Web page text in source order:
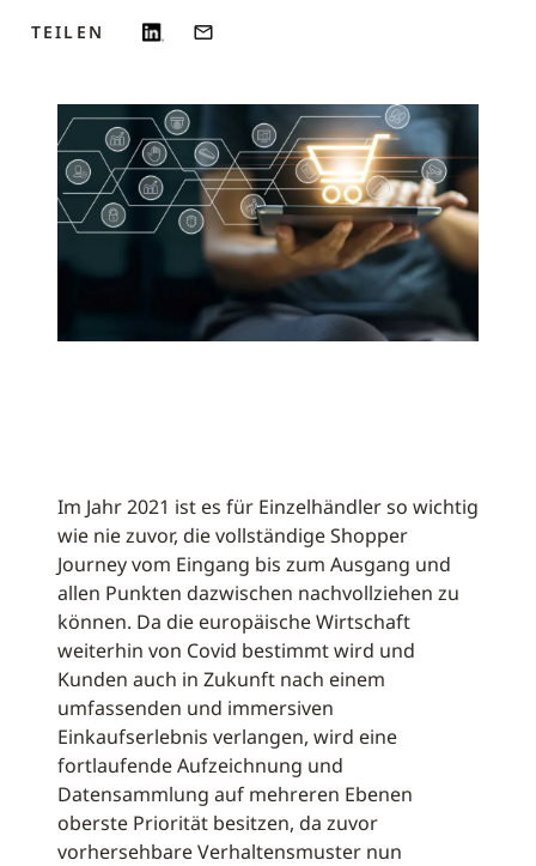
TEILEN
Im Jahr 2021 ist es für Einzelhändler so wichtig
wie nie zuvor, die vollständige Shopper
Journey vom Eingang bis zum Ausgang und
allen Punkten dazwischen nachvollziehen zu
können. Da die europäische Wirtschaft
weiterhin von Covid bestimmt wird und
Kunden auch in Zukunft nach einem
umfassenden und immersiven
Einkaufserlebnis verlangen, wird eine
fortlaufende Aufzeichnung und
Datensammlung auf mehreren Ebenen
oberste Priorität besitzen, da zuvor
vorhersehbare Verhaltensmuster nun